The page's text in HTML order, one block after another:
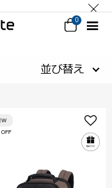
0
並び替え